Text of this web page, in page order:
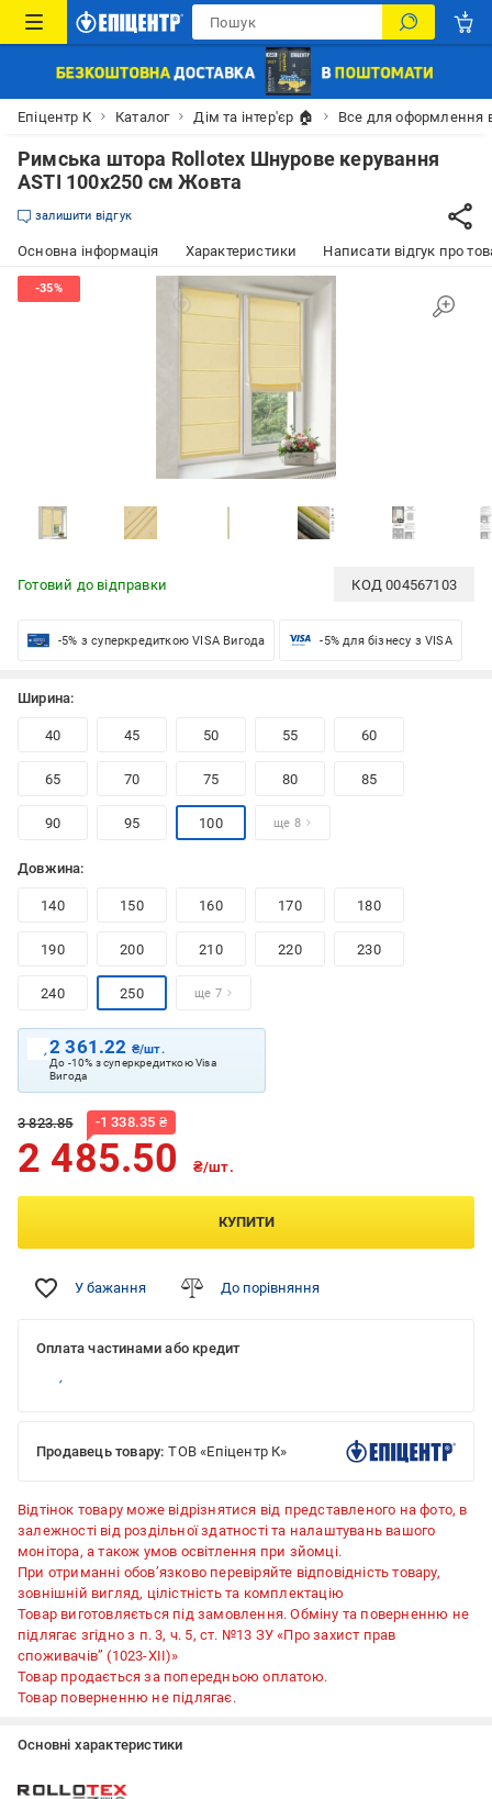
Епіцентр К Каталог Дім та інтер'єр 🏠 Все для оформлення
Римська штора Rollotex Шнурове керування
ASTI 100x250 см Жовта
залишити відгук
Основна інформація Характеристики Написати відгук про
Готовий до відправки КОД004567103
-5% з суперкредиткою VISA Вигода -5% для бізнесу з VISA
Ширина:
40 45 50 55 60
65 70 75 80 85
90 95 100 ще 8
Довжина:
140 150 160 170 180
190 200 210 220 230
240 250 ще 7
2 361.22 ₴/шт.
До -10% з суперкредиткою Visa
Вигода
3 823.85 -1 338.35 ₴
2 485.50 ₴/шт.
КУПИТИ
У бажання До порівняння
Оплата частинами або кредит
Продавець товару: ТОВ «Епіцентр К»
Відтінок товару може відрізнятися від представленого на фото, в
залежності від роздільної здатності та налаштувань вашого
монітора, а також умов освітлення при зйомці.
При отриманні обов’язково перевіряйте відповідність товару,
зовнішній вигляд, цілістність та комплектацію
Товар виготовляється під замовлення. Обміну та поверненню не
підлягає згідно з п. 3, ч. 5, ст. №13 ЗУ «Про захист прав
споживачів” (1023-XII)»
Товар продається за попередньою оплатою.
Товар поверненню не підлягає.
Основні характеристики